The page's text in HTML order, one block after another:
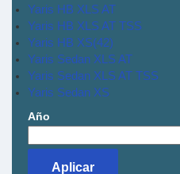
Yaris HB XLS AT
Yaris HB XLS AT TSS
Yaris HB XS(42)
Yaris Sedan XLS AT
Yaris Sedan XLS AT TSS
Yaris Sedan XS
Año